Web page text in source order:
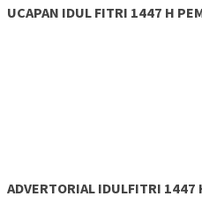
UCAPAN IDUL FITRI 1447 H
ADVERTORIAL IDULFITRI 1447